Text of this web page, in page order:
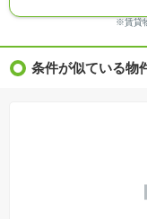
※ＣＧ合成の画像の場合、実際
※物件特徴：販売戸数が複数の物
※価格更新：物件価格が変更され
※建築条件付き土地とは、その土
ことを条件として売買される土
協議するため、土地購入者が自
※賃貸
条件が似ている物